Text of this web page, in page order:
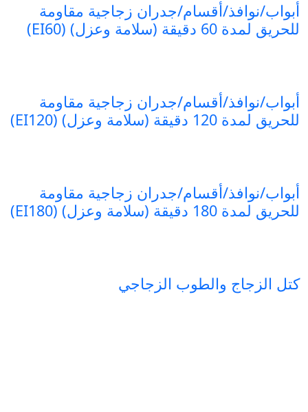
أبواب/نوافذ/أقسام/جدران زجاجية مقاومة
للحريق لمدة 60 دقيقة (سلامة وعزل) (EI60)
أبواب/نوافذ/أقسام/جدران زجاجية مقاومة
للحريق لمدة 120 دقيقة (سلامة وعزل) (EI120)
أبواب/نوافذ/أقسام/جدران زجاجية مقاومة
للحريق لمدة 180 دقيقة (سلامة وعزل) (EI180)
كتل الزجاج والطوب الزجاجي